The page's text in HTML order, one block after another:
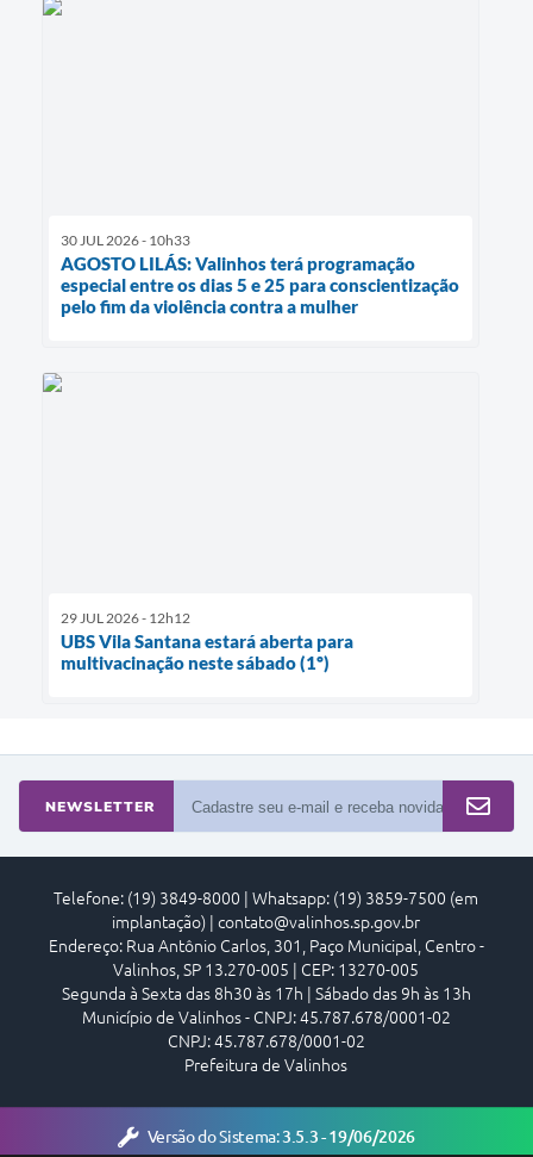
30 JUL 2026 - 10h33
AGOSTO LILÁS: Valinhos terá programação
especial entre os dias 5 e 25 para conscientização
pelo fim da violência contra a mulher
29 JUL 2026 - 12h12
UBS Vila Santana estará aberta para
multivacinação neste sábado (1º)
NEWSLETTER
Telefone: (19) 3849-8000 | Whatsapp: (19) 3859-7500 (em
implantação) | contato@valinhos.sp.gov.br
Endereço: Rua Antônio Carlos, 301, Paço Municipal, Centro -
Valinhos, SP 13.270-005 | CEP: 13270-005
Segunda à Sexta das 8h30 às 17h | Sábado das 9h às 13h
Município de Valinhos - CNPJ: 45.787.678/0001-02
CNPJ: 45.787.678/0001-02
Prefeitura de Valinhos
Versão do Sistema:3.5.3 - 19/06/2026